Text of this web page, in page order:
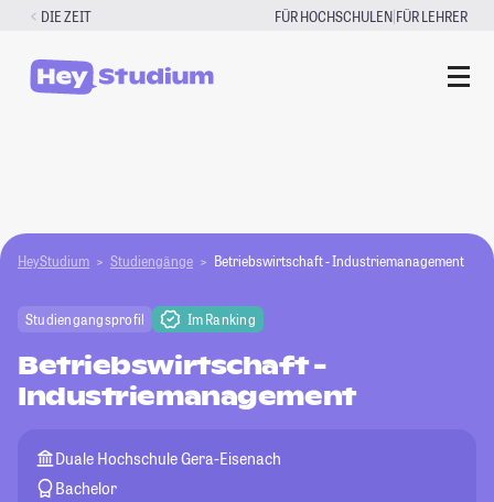
Zum
springen
DIE ZEIT FÜR HOCHSCHULEN|FÜR LEHRER
HeyStudium Studiengänge Betriebswirtschaft - Industriemanagement
Studiengangsprofil Im Ranking
Betriebswirtschaft -
Industriemanagement
Duale Hochschule Gera-Eisenach
Bachelor